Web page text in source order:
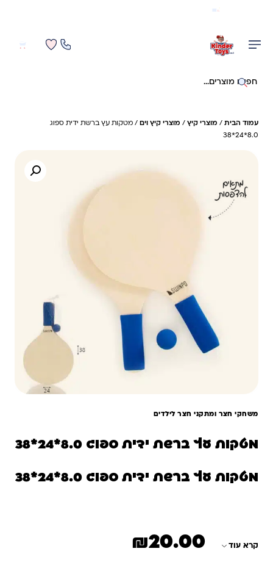
חיפוש באתר
עמוד הבית / מוצרי קיץ / מוצרי קיץ וים / מטקות עץ ברשת ידית ספוג
8.0*24*38
משחקי חצר ומתקני חצר לילדים
מטקות עץ ברשת ידית ספוג 8.0*24*38
מטקות עץ ברשת ידית ספוג 8.0*24*38
קרא עוד ₪20.00